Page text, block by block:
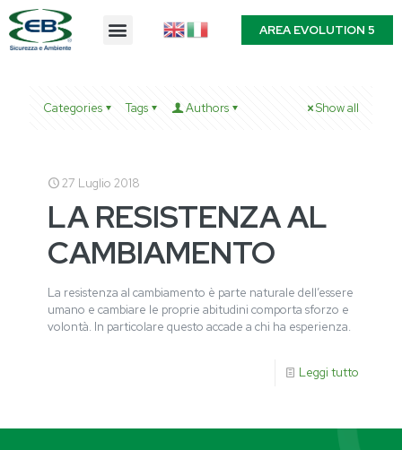
AREA EVOLUTION 5
Categories Tags Authors Show all
27 Luglio 2018
LA RESISTENZA AL
CAMBIAMENTO
La resistenza al cambiamento è parte naturale dell’essere
umano e cambiare le proprie abitudini comporta sforzo e
volontà. In particolare questo accade a chi ha esperienza.
Leggi tutto